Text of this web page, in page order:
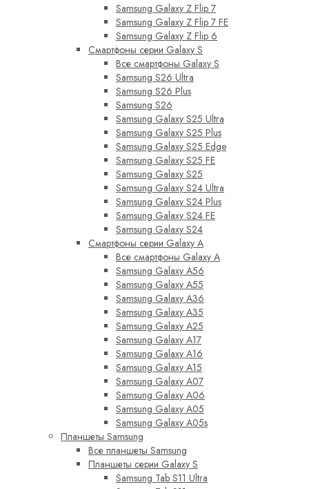
Samsung Galaxy Z Flip 7
Samsung Galaxy Z Flip 7 FE
Samsung Galaxy Z Flip 6
Смартфоны серии Galaxy S
Все смартфоны Galaxy S
Samsung S26 Ultra
Samsung S26 Plus
Samsung S26
Samsung Galaxy S25 Ultra
Samsung Galaxy S25 Plus
Samsung Galaxy S25 Edge
Samsung Galaxy S25 FE
Samsung Galaxy S25
Samsung Galaxy S24 Ultra
Samsung Galaxy S24 Plus
Samsung Galaxy S24 FE
Samsung Galaxy S24
Смартфоны серии Galaxy A
Все смартфоны Galaxy A
Samsung Galaxy A56
Samsung Galaxy A55
Samsung Galaxy A36
Samsung Galaxy A35
Samsung Galaxy A25
Samsung Galaxy A17
Samsung Galaxy A16
Samsung Galaxy A15
Samsung Galaxy A07
Samsung Galaxy A06
Samsung Galaxy A05
Samsung Galaxy A05s
Планшеты Samsung
Все планшеты Samsung
Планшеты серии Galaxy S
Samsung Tab S11 Ultra